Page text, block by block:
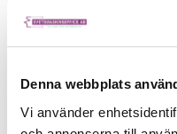
Denna webbplats
Vi använder
4. Hantverk och konst
Invertersvetsning har även
använder denna teknik för
konstverk och
precisionen som erbjuds